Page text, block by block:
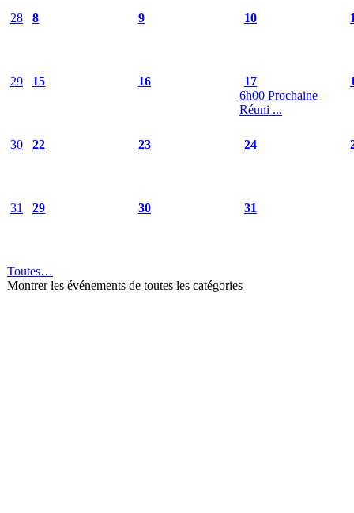
28 8 9 10
29 15 16
17
6h00 Prochaine
Réuni ...
30 22 23 24
31 29 30 31
Toutes…
Montrer les événements de toutes les catégories